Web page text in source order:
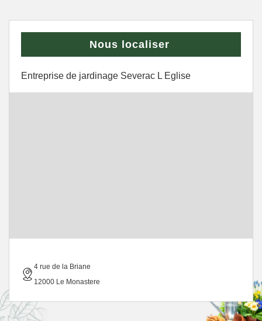
Nous localiser
Entreprise de jardinage Severac L Eglise
4 rue de la Briane
12000 Le Monastere